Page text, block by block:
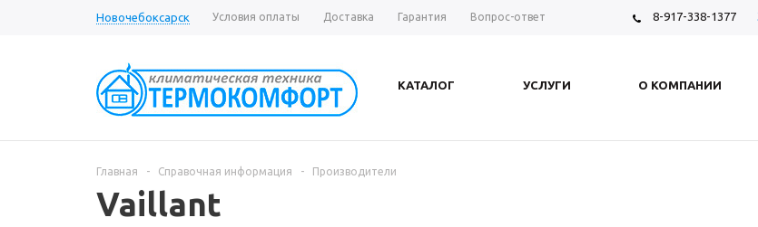
Новочебоксарск Условия оплаты Доставка Гарантия Вопрос-ответ 8-917-338-1377
КАТАЛОГ УСЛУГИ О КОМПАНИИ
Главная - Справочная информация - Производители
Vaillant